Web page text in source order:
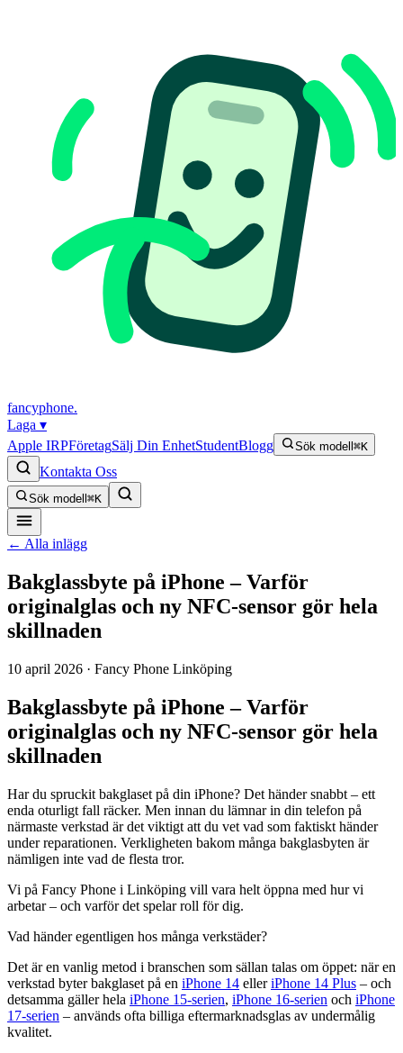
fancyphone.
Laga ▾
Apple IRPFöretagSälj Din EnhetStudentBlogg Sök modell ⌘K
Kontakta Oss
Sök modell ⌘K
← Alla inlägg
Bakglassbyte på iPhone – Varför
originalglas och ny NFC-sensor gör hela
skillnaden
10 april 2026 · Fancy Phone Linköping
Bakglassbyte på iPhone – Varför
originalglas och ny NFC-sensor gör hela
skillnaden
Har du spruckit bakglaset på din iPhone? Det händer snabbt – ett
enda oturligt fall räcker. Men innan du lämnar in din telefon på
närmaste verkstad är det viktigt att du vet vad som faktiskt händer
under reparationen. Verkligheten bakom många bakglasbyten är
nämligen inte vad de flesta tror.
Vi på Fancy Phone i Linköping vill vara helt öppna med hur vi
arbetar – och varför det spelar roll för dig.
Vad händer egentligen hos många verkstäder?
Det är en vanlig metod i branschen som sällan talas om öppet: när en
verkstad byter bakglaset på en iPhone 14 elleriPhone 14 Plus – och
detsamma gäller hela iPhone 15-serien, iPhone 16-serien och iPhone
17-serien – används ofta billiga eftermarknadsglas av undermålig
kvalitet.